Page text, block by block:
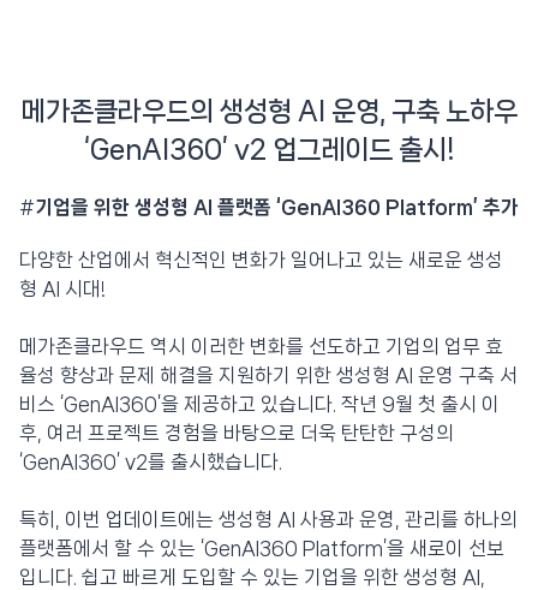
메가존클라우드의 생성형 AI 운영, 구축 노하우
‘GenAI360’ v2 업그레이드 출시!
#기업을 위한 생성형 AI 플랫폼 ‘GenAI360 Platform’ 추가
다양한 산업에서 혁신적인 변화가 일어나고 있는 새로운 생성
형 AI 시대!
메가존클라우드 역시 이러한 변화를 선도하고 기업의 업무 효
율성 향상과 문제 해결을 지원하기 위한 생성형 AI 운영 구축 서
비스 ‘GenAI360’을 제공하고 있습니다. 작년 9월 첫 출시 이
후, 여러 프로젝트 경험을 바탕으로 더욱 탄탄한 구성의
‘GenAI360’ v2를 출시했습니다.
특히, 이번 업데이트에는 생성형 AI 사용과 운영, 관리를 하나의
플랫폼에서 할 수 있는 ‘GenAI360 Platform’을 새로이 선보
입니다. 쉽고 빠르게 도입할 수 있는 기업을 위한 생성형 AI,